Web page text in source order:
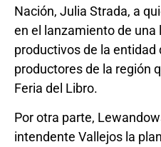
Nación, Julia Strada, a
en el lanzamiento de una
productivos de la entidad
productores de la región
Feria del Libro.
Por otra parte,
intendente Vallejos la